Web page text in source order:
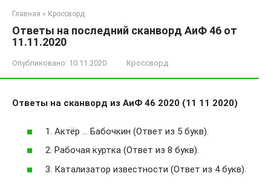
Главная » Кроссворд
Ответы на последний сканворд АиФ 46 от
11.11.2020
Опубликовано: 10.11.2020 Кроссворд
Ответы на сканворд из АиФ 46 2020 (11 11 2020)
1. Актёр … Бабочкин (Ответ из 5 букв).
2. Рабочая куртка (Ответ из 8 букв).
3. Катализатор известности (Ответ из 4 букв).